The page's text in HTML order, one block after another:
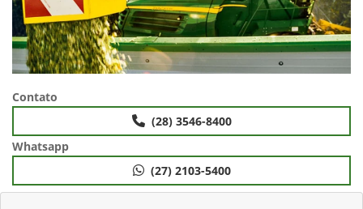
Contato
(28) 3546-8400
Whatsapp
(27) 2103-5400